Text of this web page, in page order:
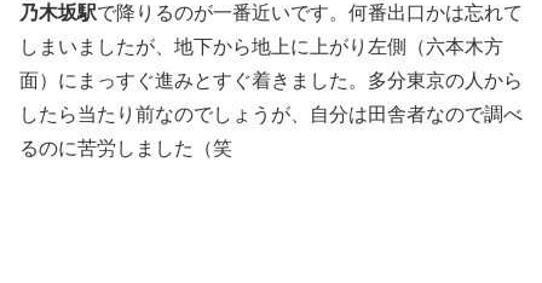
乃木坂駅で降りるのが一番近いです。何番出口かは忘れて
しまいましたが、地下から地上に上がり左側（六本木方
面）にまっすぐ進みとすぐ着きました。多分東京の人から
したら当たり前なのでしょうが、自分は田舎者なので調べ
るのに苦労しました（笑